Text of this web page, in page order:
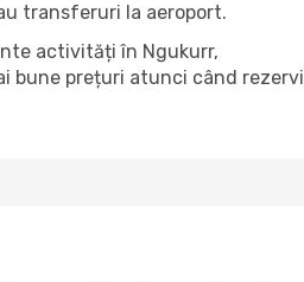
transferuri la aeroport.
activități în Ngukurr,
bune prețuri atunci când rezervi